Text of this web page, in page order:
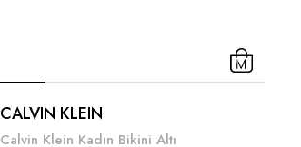
CALVIN KLEIN
Calvin Klein Kadın Bikini Altı